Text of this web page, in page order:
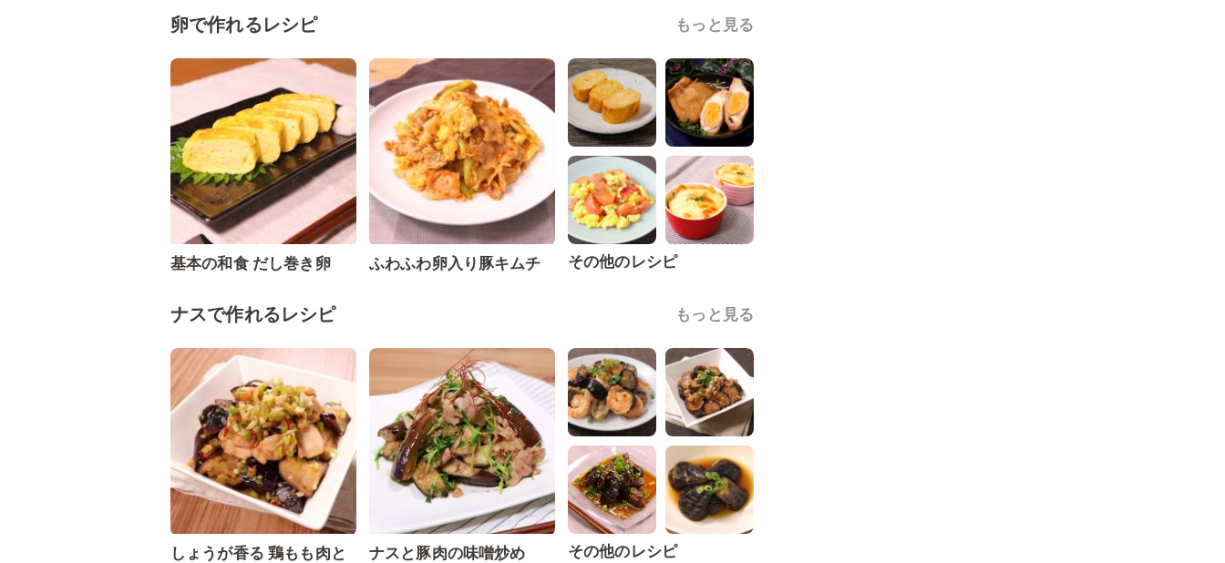
卵で作れるレシピ もっと見る
基本の和食 だし巻き卵 ふわふわ卵入り豚キムチ その他のレシピ
ナスで作れるレシピ もっと見る
しょうが香る 鶏もも肉と
ナスと豚肉の味噌炒め その他のレシピ